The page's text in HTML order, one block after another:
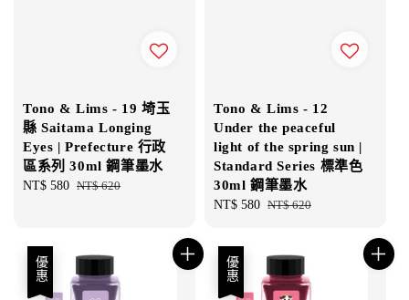
Tono & Lims - 19 埼玉
縣 Saitama Longing
Eyes | Prefecture 行政
區系列 30ml 鋼筆墨水
Sale
NT$ 580 Regular
NT$ 620
Tono & Lims - 12
Under the peaceful
light of the spring sun |
Standard Series 標準色
30ml 鋼筆墨水
Sale
NT$ 580 Regular
NT$ 620
優惠 優惠